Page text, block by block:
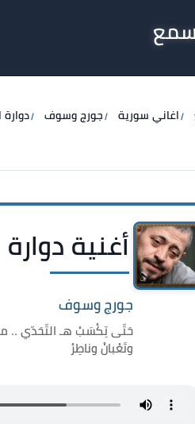
اغاني سورية جورج وسوف دوارة
أغنية
جورج وسوف
حَتّى تِكْسَبْ هـ التّحَدّي ..
وتَعْبانْ وناطِرْ